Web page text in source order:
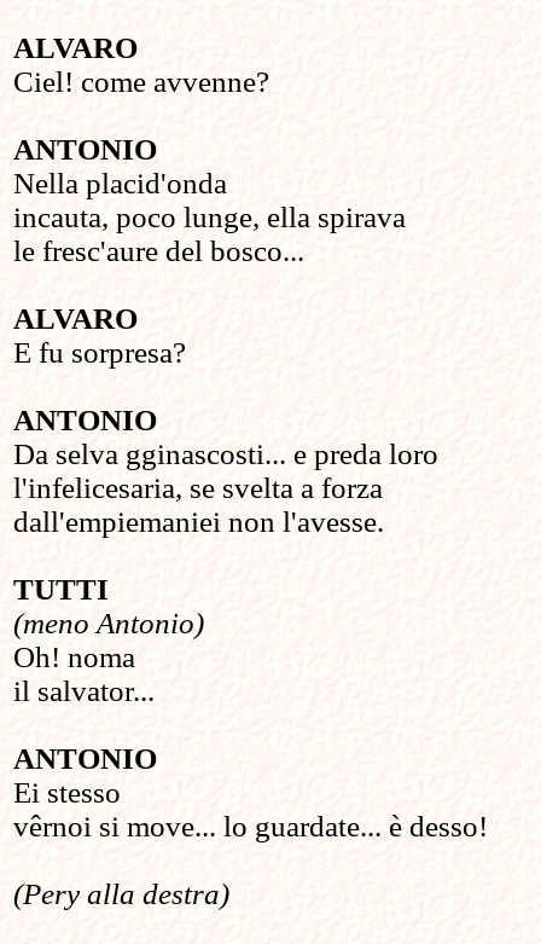
ALVARO
Ciel! come avvenne?
ANTONIO
Nella placid'onda
incauta, poco lunge, ella spirava
le fresc'aure del bosco...
ALVARO
E fu sorpresa?
ANTONIO
Da selva gginascosti... e preda loro
l'infelicesaria, se svelta a forza
dall'empiemaniei non l'avesse.
TUTTI
(meno Antonio)
Oh! noma
il salvator...
ANTONIO
Ei stesso
vêrnoi si move... lo guardate... è desso!
(Pery alla destra)